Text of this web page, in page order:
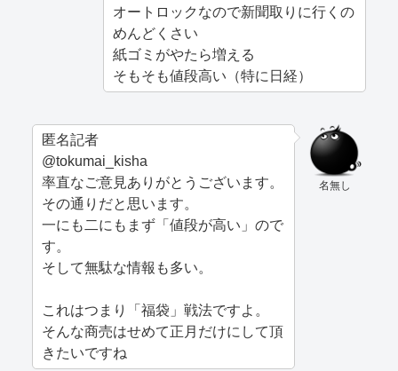
オートロックなので新聞取りに行くの
めんどくさい
紙ゴミがやたら増える
そもそも値段高い（特に日経）
名無し
匿名記者
@tokumai_kisha
率直なご意見ありがとうございます。
その通りだと思います。
一にも二にもまず「値段が高い」ので
す。
そして無駄な情報も多い。
これはつまり「福袋」戦法ですよ。
そんな商売はせめて正月だけにして頂
きたいですね